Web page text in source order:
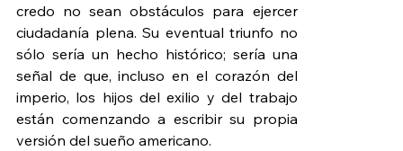
credo no sean obstáculos para ejercer
ciudadanía plena. Su eventual triunfo no
sólo sería un hecho histórico; sería una
señal de que, incluso en el corazón del
imperio, los hijos del exilio y del trabajo
están comenzando a escribir su propia
versión del sueño americano.